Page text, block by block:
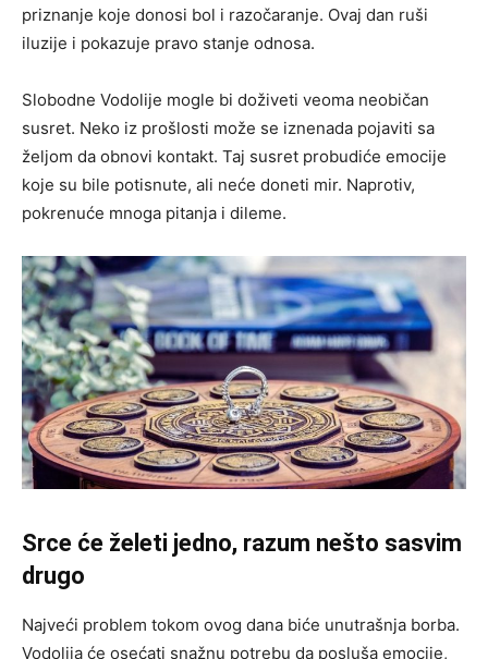
priznanje koje donosi bol i razočaranje. Ovaj dan ruši
iluzije i pokazuje pravo stanje odnosa.
Slobodne Vodolije mogle bi doživeti veoma neobičan
susret. Neko iz prošlosti može se iznenada pojaviti sa
željom da obnovi kontakt. Taj susret probudiće emocije
koje su bile potisnute, ali neće doneti mir. Naprotiv,
pokrenuće mnoga pitanja i dileme.
Srce će želeti jedno, razum nešto sasvim
drugo
Najveći problem tokom ovog dana biće unutrašnja borba.
Vodolija će osećati snažnu potrebu da posluša emocije,